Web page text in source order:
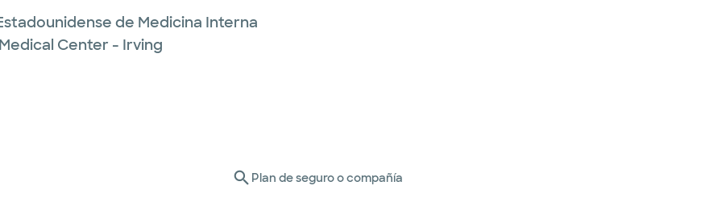
de Medicina Interna
Center - Irving
Plan de seguro o compañía